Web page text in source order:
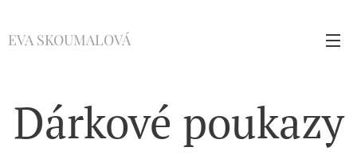
EVA SKOUMALOVÁ
Dárkové poukazy